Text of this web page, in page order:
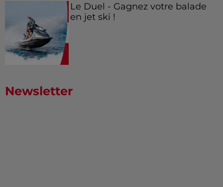
Le Duel - Gagnez votre balade
en jet ski !
Newsletter